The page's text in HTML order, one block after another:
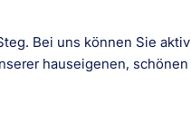
Bei uns können Sie aktiv
hauseigenen, schönen